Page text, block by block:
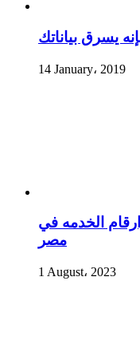
يسرق بياناتك
14 January، 2019
الخدمه في
مصر
1 August، 2023